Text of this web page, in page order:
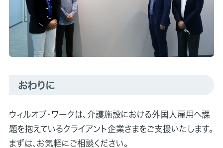
おわりに
ウィルオブ・ワークは、介護施設における外国人雇用へ課
題を抱えているクライアント企業さまをご支援いたします。
まずは、お気軽にご相談ください。